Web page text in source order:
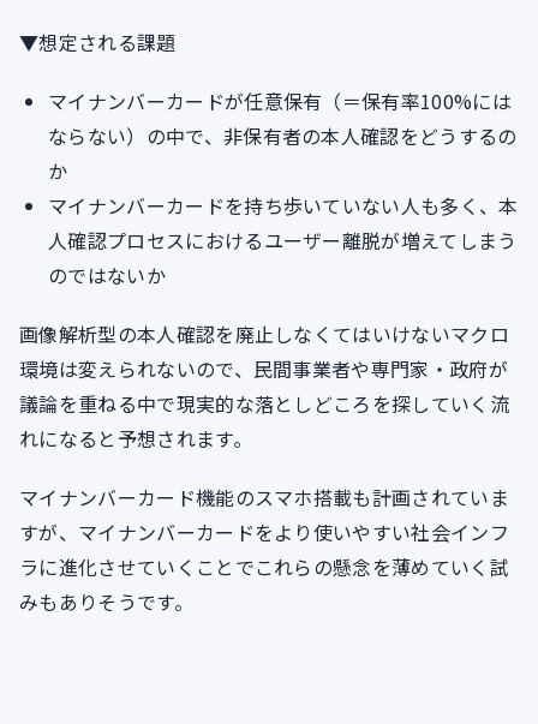
▼想定される課題
マイナンバーカードが任意保有（＝保有率100%には
ならない）の中で、非保有者の本人確認をどうするの
か
マイナンバーカードを持ち歩いていない人も多く、本
人確認プロセスにおけるユーザー離脱が増えてしまう
のではないか
画像解析型の本人確認を廃止しなくてはいけないマクロ
環境は変えられないので、民間事業者や専門家・政府が
議論を重ねる中で現実的な落としどころを探していく流
れになると予想されます。
マイナンバーカード機能のスマホ搭載も計画されていま
すが、マイナンバーカードをより使いやすい社会インフ
ラに進化させていくことでこれらの懸念を薄めていく試
みもありそうです。